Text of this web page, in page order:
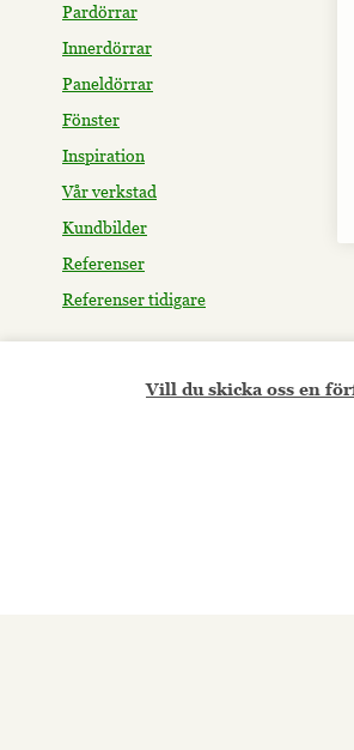
Pardörrar
Innerdörrar
Paneldörrar
Fönster
Inspiration
Vår verkstad
Kundbilder
Referenser
Referenser tidigare
Vill du skicka oss en